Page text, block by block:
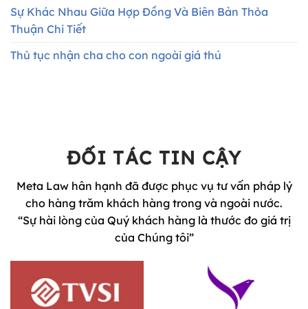
Sự Khác Nhau Giữa Hợp Đồng Và Biên Bản Thỏa
Thuận Chi Tiết
Thủ tục nhận cha cho con ngoài giá thú
ĐỐI TÁC TIN CẬY
Meta Law hân hạnh đã được phục vụ tư vấn pháp lý
cho hàng trăm khách hàng trong và ngoài nước.
“Sự hài lòng của Quý khách hàng là thước đo giá trị
của Chúng tôi”